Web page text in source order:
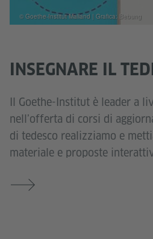
INSEGNARE IL
Il Goethe-Institut è leader a
nell’offerta di corsi di
di tedesco realizziamo e
materiale e proposte
© Goethe-Institut Mailand | Grafica: Bebung